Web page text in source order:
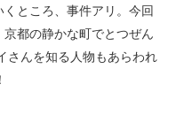
ところ、事件アリ。今回
都の静かな町でとつぜん
さんを知る人物もあらわれ